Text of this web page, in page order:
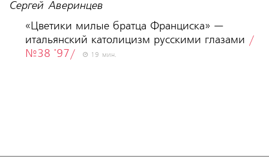
Сергей Аверинцев
«Цветики милые братца Франциска» —
итальянский католицизм русскими глазами /
№38 '97/
19 мин.